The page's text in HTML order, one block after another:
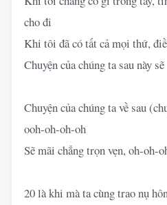
cho đi
Khi tôi đã có tất cả mọi thứ,
Chuyện của chúng ta sau này
Chuyện của chúng ta về sau
ooh-oh-oh-oh
Sẽ mãi chẳng trọn vẹn, oh-oh-
20 là khi mà ta cùng trao nụ